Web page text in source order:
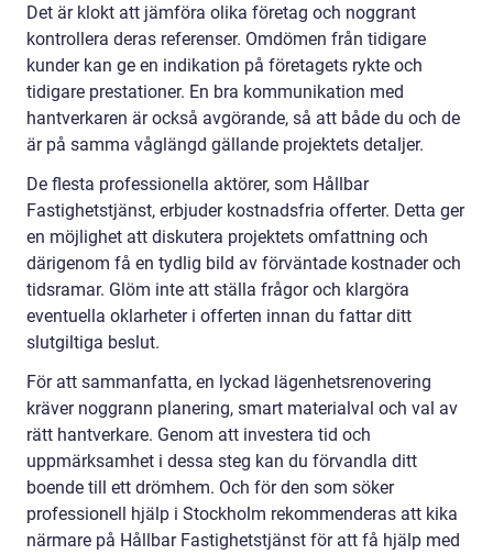
Det är klokt att jämföra olika företag och noggrant
kontrollera deras referenser. Omdömen från tidigare
kunder kan ge en indikation på företagets rykte och
tidigare prestationer. En bra kommunikation med
hantverkaren är också avgörande, så att både du och de
är på samma våglängd gällande projektets detaljer.
De flesta professionella aktörer, som Hållbar
Fastighetstjänst, erbjuder kostnadsfria offerter. Detta ger
en möjlighet att diskutera projektets omfattning och
därigenom få en tydlig bild av förväntade kostnader och
tidsramar. Glöm inte att ställa frågor och klargöra
eventuella oklarheter i offerten innan du fattar ditt
slutgiltiga beslut.
För att sammanfatta, en lyckad lägenhetsrenovering
kräver noggrann planering, smart materialval och val av
rätt hantverkare. Genom att investera tid och
uppmärksamhet i dessa steg kan du förvandla ditt
boende till ett drömhem. Och för den som söker
professionell hjälp i Stockholm rekommenderas att kika
närmare på Hållbar Fastighetstjänst för att få hjälp med